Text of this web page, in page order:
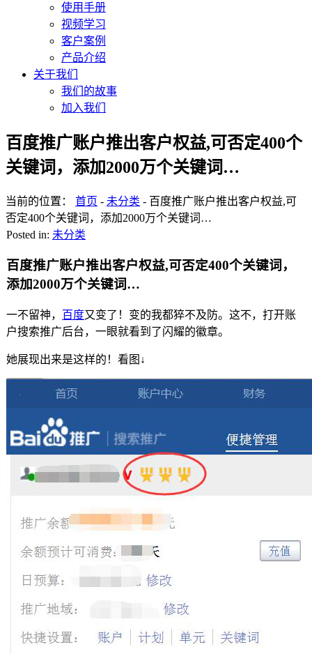
使用手册
视频学习
客户案例
产品介绍
关于我们
我们的故事
加入我们
百度推广账户推出客户权益,可否定400个
关键词，添加2000万个关键词…
当前的位置： 首页 - 未分类 - 百度推广账户推出客户权益,可
否定400个关键词，添加2000万个关键词…
Posted in: 未分类
百度推广账户推出客户权益,可否定400个关键词，
添加2000万个关键词…
一不留神， 百度又变了！变的我都猝不及防。这不，打开账
户搜索推广后台，一眼就看到了闪耀的徽章。
她展现出来是这样的！看图↓